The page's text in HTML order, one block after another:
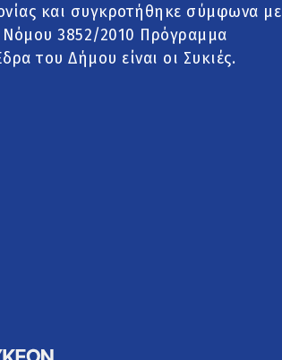
και συγκροτήθηκε σύμφωνα με
Νόμου 3852/2010 Πρόγραμμα
του Δήμου είναι οι Συκιές.